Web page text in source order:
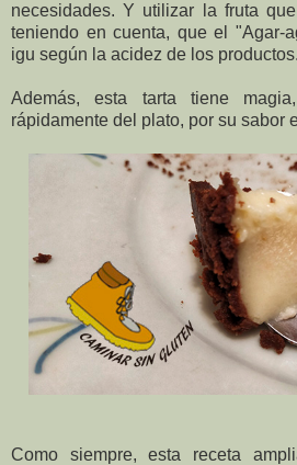
necesidades. Y utilizar la fruta
teniendo en cuenta, que el "Agar-
igu según la acidez de los productos.
Además, esta tarta tiene
rápidamente del plato, por su sabor
Como siempre, esta receta